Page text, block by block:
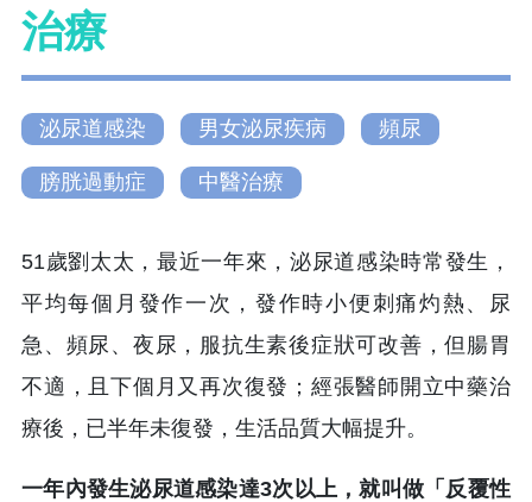
治療
泌尿道感染 男女泌尿疾病 頻尿
膀胱過動症 中醫治療
51歲劉太太，最近一年來，泌尿道感染時常發生，
平均每個月發作一次，發作時小便刺痛灼熱、尿
急、頻尿、夜尿，服抗生素後症狀可改善，但腸胃
不適，且下個月又再次復發；經張醫師開立中藥治
療後，已半年未復發，生活品質大幅提升。
一年內發生泌尿道感染達3次以上，就叫做「反覆性